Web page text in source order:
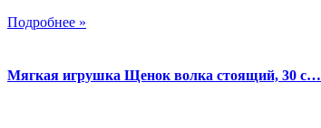
Подробнее »
Мягкая игрушка Щенок волка стоящий, 30 с…